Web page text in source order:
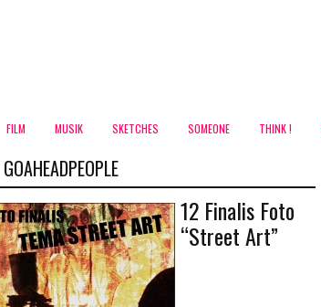
FILM MUSIK SKETCHES SOMEONE THINK !
GOAHEADPEOPLE
12 Finalis Foto
“Street Art”